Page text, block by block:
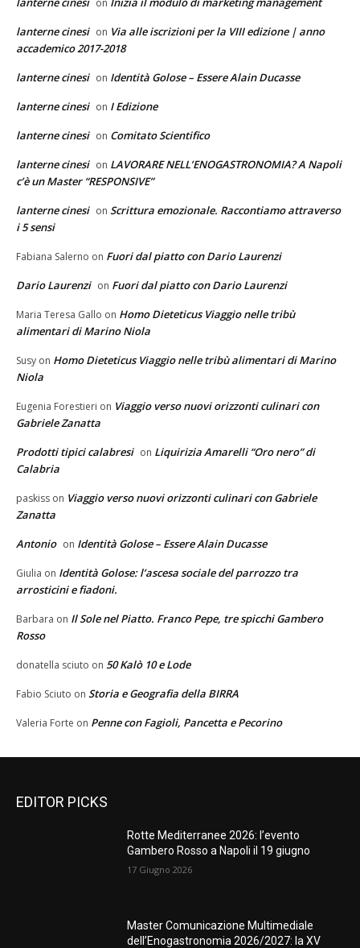
on
lanterne cinesi on Via alle iscrizioni per la VIII edizione | anno
accademico 2017-2018
lanterne cinesi on Identità Golose – Essere Alain Ducasse
lanterne cinesi on I Edizione
lanterne cinesi on Comitato Scientifico
lanterne cinesi on LAVORARE NELL’ENOGASTRONOMIA? A Napoli
c’è un Master “RESPONSIVE”
lanterne cinesi on Scrittura emozionale. Raccontiamo attraverso
i 5 sensi
Fabiana Salerno on Fuori dal piatto con Dario Laurenzi
Dario Laurenzi on Fuori dal piatto con Dario Laurenzi
Maria Teresa Gallo on Homo Dieteticus Viaggio nelle tribù
alimentari di Marino Niola
Susy on Homo Dieteticus Viaggio nelle tribù alimentari di Marino
Niola
Eugenia Forestieri on Viaggio verso nuovi orizzonti culinari con
Gabriele Zanatta
Prodotti tipici calabresi on Liquirizia Amarelli “Oro nero” di
Calabria
paskiss on Viaggio verso nuovi orizzonti culinari con Gabriele
Zanatta
Antonio on Identità Golose – Essere Alain Ducasse
Giulia on Identità Golose: l’ascesa sociale del parrozzo tra
arrosticini e fiadoni.
Barbara on Il Sole nel Piatto. Franco Pepe, tre spicchi Gambero
Rosso
donatella sciuto on 50 Kalò 10 e Lode
Fabio Sciuto on Storia e Geografia della BIRRA
Valeria Forte on Penne con Fagioli, Pancetta e Pecorino
EDITOR PICKS
Rotte Mediterranee 2026: l’evento
Gambero Rosso a Napoli il 19 giugno
17 Giugno 2026
Master Comunicazione Multimediale
dell’Enogastronomia 2026/2027: la XV